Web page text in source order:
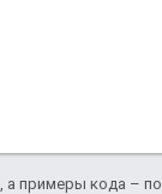
, а примеры кода – по